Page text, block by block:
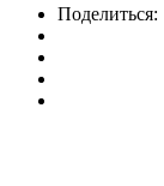
Поделиться: